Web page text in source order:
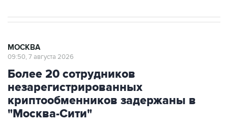
МОСКВА
09:50, 7 августа 2026
Более 20 сотрудников
незарегистрированных
криптообменников задержаны в
"Москва-Сити"